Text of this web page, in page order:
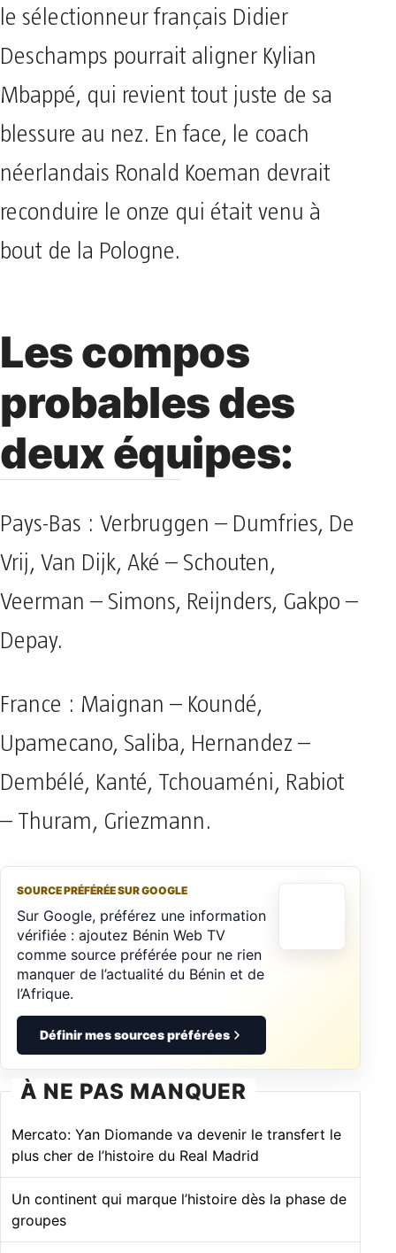
le sélectionneur français Didier
Deschamps pourrait aligner Kylian
Mbappé, qui revient tout juste de sa
blessure au nez. En face, le coach
néerlandais Ronald Koeman devrait
reconduire le onze qui était venu à
bout de la Pologne.
Les compos
probables des
deux équipes:
Pays-Bas : Verbruggen – Dumfries, De
Vrij, Van Dijk, Aké – Schouten,
Veerman – Simons, Reijnders, Gakpo –
Depay.
France : Maignan – Koundé,
Upamecano, Saliba, Hernandez –
Dembélé, Kanté, Tchouaméni, Rabiot
– Thuram, Griezmann.
SOURCE PRÉFÉRÉE SUR GOOGLE
Sur Google, préférez une information
vérifiée : ajoutez Bénin Web TV
comme source préférée pour ne rien
manquer de l’actualité du Bénin et de
l’Afrique.
Définir mes sources préférées
À NE PAS MANQUER
Mercato: Yan Diomande va devenir le transfert le
plus cher de l’histoire du Real Madrid
Un continent qui marque l’histoire dès la phase de
groupes